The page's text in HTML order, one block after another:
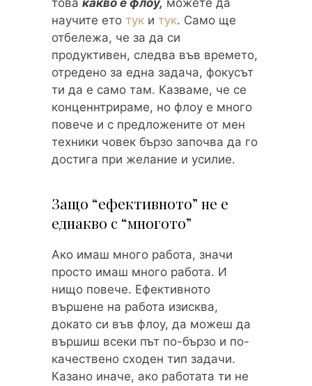
това какво е флоу, можете да
научите ето тук и тук. Само ще
отбележа, че за да си
продуктивен, следва във времето,
отредено за една задача, фокусът
ти да е само там. Казваме, че се
конценнтрираме, но флоу е много
повече и с предложените от мен
техники човек бързо започва да го
достига при желание и усилие.
Защо “ефективното” не е
еднакво с “многото”
Ако имаш много работа, значи
просто имаш много работа. И
нищо повече. Ефективното
вършене на работа изисква,
докато си във флоу, да можеш да
вършиш всеки път по-бързо и по-
качествено сходен тип задачи.
Казано иначе, ако работата ти не